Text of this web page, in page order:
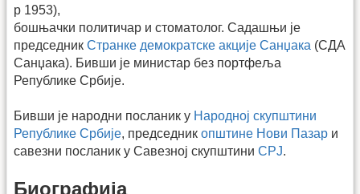
р 1953),
бошњачки политичар и стоматолог. Садашњи је
председник Странке демократске акције Санџака (СДА
Санџака). Бивши је министар без портфеља
Републике Србије.
Бивши је народни посланик у Народној скупштини
Републике Србије, председник општине Нови Пазар и
савезни посланик у Савезној скупштини СРЈ.
Биографија